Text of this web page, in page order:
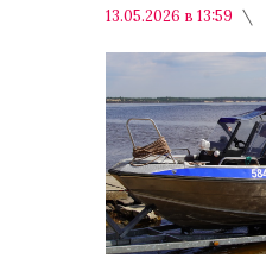
13.05.2026 в 13:59